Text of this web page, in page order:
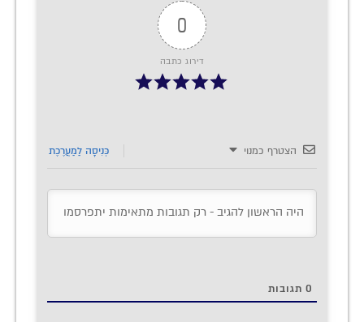
0
דירוג כתבה
הצטרף כמנוי כְּנִיסָה לַמַעֲרֶכֶת
0 תגובות